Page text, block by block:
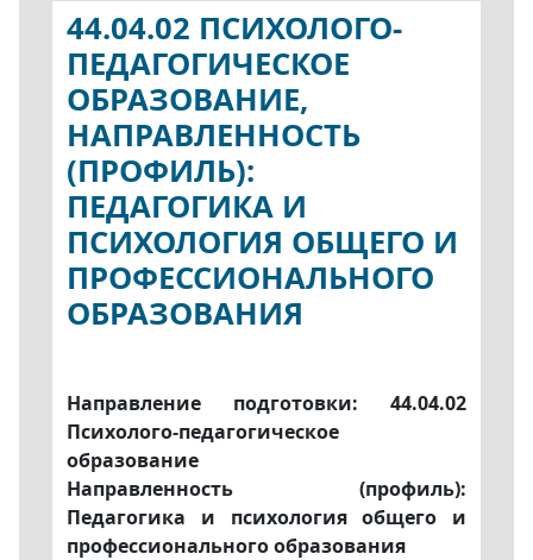
44.04.02 ПСИХОЛОГО-
ПЕДАГОГИЧЕСКОЕ
ОБРАЗОВАНИЕ,
НАПРАВЛЕННОСТЬ
(ПРОФИЛЬ):
ПЕДАГОГИКА И
ПСИХОЛОГИЯ ОБЩЕГО И
ПРОФЕССИОНАЛЬНОГО
ОБРАЗОВАНИЯ
Направление подготовки: 44.04.02
Психолого-педагогическое
образование
Направленность (профиль):
Педагогика и психология общего и
профессионального образования